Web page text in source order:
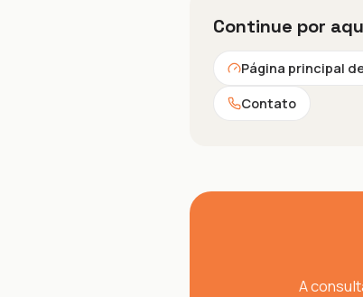
Continue por
Página principal
Contato
A